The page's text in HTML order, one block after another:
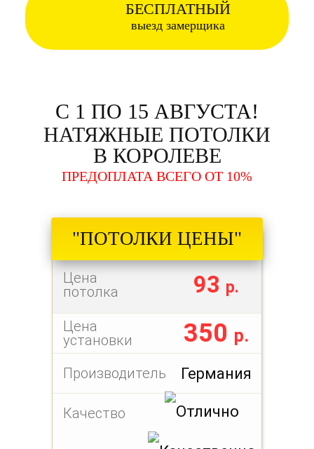
БЕСПЛАТНЫЙ
выезд замерщика
С 1 ПО 15 АВГУСТА!
НАТЯЖНЫЕ ПОТОЛКИ
В КОРОЛЕВЕ
ПРЕДОПЛАТА ВСЕГО ОТ 10%
"ПОТОЛКИ ЦЕНЫ"
Цена
потолка
93 р.
Цена
установки
350 р.
Производитель Германия
Качество